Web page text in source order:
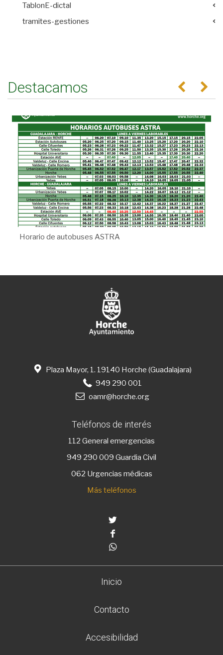
TablonE-dictal
tramites-gestiones
Destacamos Anterior
Horario de autobuses ASTRA
Plaza Mayor, 1. 19140 Horche (Guadalajara)
949 290 001
oamr@horche.org
Teléfonos de interés
112 General emergencias
949 290 009 Guardia Civil
062 Urgencias médicas
Más teléfonos
Inicio
Contacto
Accesibilidad